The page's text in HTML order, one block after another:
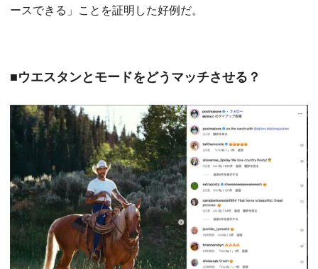
ースできる」ことを証明した好例だ。
■ウエスタンとモードをどうマッチさせる？